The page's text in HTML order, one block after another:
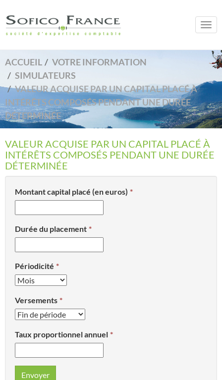
ACCUEIL
VOTRE INFORMATION
SIMULATEURS
VALEUR ACQUISE PAR UN CAPITAL PLACÉ À
INTÉRÊTS COMPOSÉS PENDANT UNE DURÉE
DÉTERMINÉE
VALEUR ACQUISE PAR UN CAPITAL PLACÉ À
INTÉRÊTS COMPOSÉS PENDANT UNE DURÉE
DÉTERMINÉE
Montant capital placé (en euros)
Durée du placement
Périodicité
Versements
Taux proportionnel annuel
Envoyer